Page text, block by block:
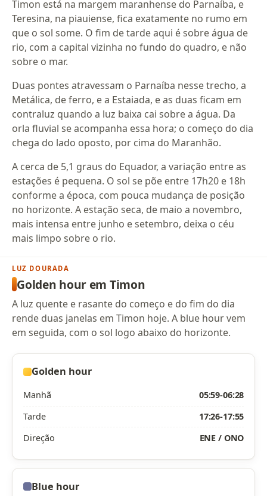
Timon está na margem maranhense do Parnaíba, e
Teresina, na piauiense, fica exatamente no rumo em
que o sol some. O fim de tarde aqui é sobre água de
rio, com a capital vizinha no fundo do quadro, e não
sobre o mar.
Duas pontes atravessam o Parnaíba nesse trecho, a
Metálica, de ferro, e a Estaiada, e as duas ficam em
contraluz quando a luz baixa cai sobre a água. Da
orla fluvial se acompanha essa hora; o começo do dia
chega do lado oposto, por cima do Maranhão.
A cerca de 5,1 graus do Equador, a variação entre as
estações é pequena. O sol se põe entre 17h20 e 18h
conforme a época, com pouca mudança de posição
no horizonte. A estação seca, de maio a novembro,
mais intensa entre junho e setembro, deixa o céu
mais limpo sobre o rio.
LUZ DOURADA
Golden hour em Timon
A luz quente e rasante do começo e do fim do dia
rende duas janelas em Timon hoje. A blue hour vem
em seguida, com o sol logo abaixo do horizonte.
Golden hour
Manhã
05:59-06:28
Tarde
17:26-17:55
Direção
ENE / ONO
Blue hour